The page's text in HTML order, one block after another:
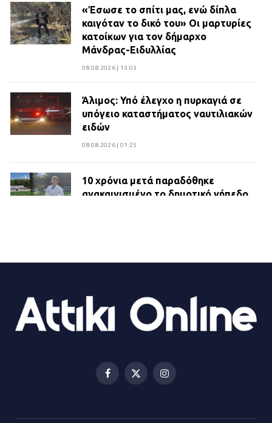
«Έσωσε το σπίτι μας, ενώ δίπλα
καιγόταν το δικό του» Οι μαρτυρίες
κατοίκων για τον δήμαρχο
Μάνδρας-Ειδυλλίας
08.08.2026 | 13:03
Άλιμος: Υπό έλεγχο η πυρκαγιά σε
υπόγειο καταστήματος ναυτιλιακών
ειδών
08.08.2026 | 01:25
10 χρόνια μετά παραδόθηκε
ανακαινισμένο το δημοτικό γήπεδο
ΔΗΜΟΣ ΜΑΝΔΡΑΣ ΕΙΔΥΛΛΙΑΣ:
23.07.2026 | 14:58
Πολυχώρο ΙΡΙΣ
21.07.2026 | 14:01
Facebook
X
Instagram